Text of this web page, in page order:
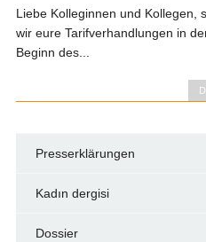
Liebe Kolleginnen und Kollegen,
wir eure Tarifverhandlungen in
Beginn des...
Presserklärungen
Kadın dergisi
Dossier